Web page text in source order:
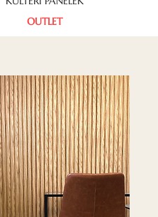
OUTLET